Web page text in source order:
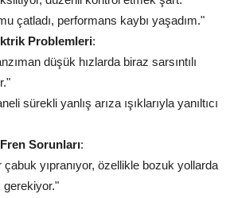
çatladı, performans kaybı yaşadım."
Problemleri:
düşük hızlarda biraz sarsıntılı
sürekli yanlış arıza ışıklarıyla yanıltıcı
Sorunları:
yıpranıyor, özellikle bozuk yollarda